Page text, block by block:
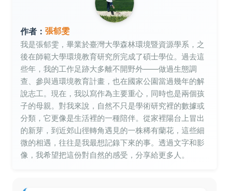
作者： 張郁雯
我是張郁雯，畢業於臺灣大學森林環境暨資源學系，之
後在師範大學環境教育研究所完成了碩士學位。過去這
些年，我的工作足跡大多離不開野外——做過生態調
查、參與過環境教育計畫，也在國家公園當過幾年的解
說志工。現在，我以寫作為主要重心，同時也是兩個孩
子的母親。對我來說，自然不只是學術研究裡的數據或
分類，它更像是生活裡的一種陪伴。從家裡陽台上冒出
的新芽，到近郊山徑轉角遇見的一株稀有蘭花，這些細
微的相遇，往往是我最想記錄下來的事。透過文字和影
像，我希望把這份對自然的感受，分享給更多人。